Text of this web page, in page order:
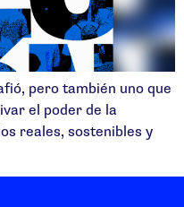
pero también uno que
el poder de la
reales, sostenibles y